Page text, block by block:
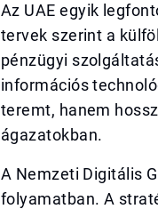
Az UAE egyik
tervek szerint a
pénzügyi
információs
teremt, hanem
ágazatokban.
A Nemzeti Digitális
folyamatban. A